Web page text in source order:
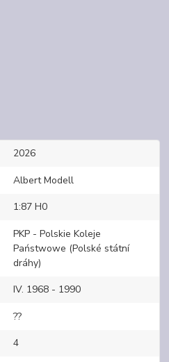
2026
Albert Modell
1:87 H0
PKP - Polskie Koleje
Państwowe (Polské státní
dráhy)
IV. 1968 - 1990
??
4